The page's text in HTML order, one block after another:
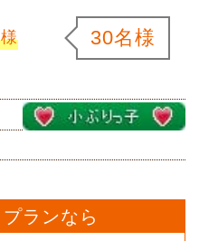
30名様
ランなら